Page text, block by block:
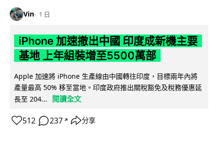
Vin 1 日
iPhone 加速撤出中國 印度成新機主要
基地 上年組裝增至5500萬部
Apple 加速將 iPhone 生產線由中國轉往印度，目標兩年內將
產量最高 50% 移至當地。印度政府推出關稅豁免及稅務優惠延
長至 204...
閱讀全文
512 237 ↗ 分享